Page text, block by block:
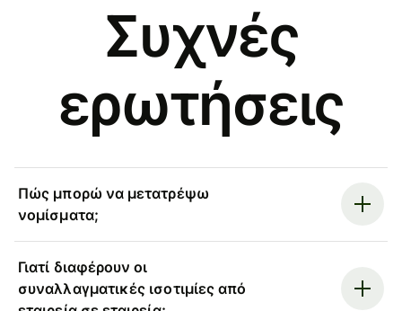
Συχνές
ερωτήσεις
Πώς μπορώ να μετατρέψω
νομίσματα;
Γιατί διαφέρουν οι
συναλλαγματικές ισοτιμίες από